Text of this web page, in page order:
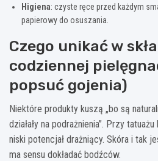
Higiena: czyste ręce przed każdym
papierowy do osuszania.
Czego unikać w
codziennej
popsuć gojenia)
Niektóre produkty kuszą „bo są
działały na podrażnienia”. Przy
niski potencjał drażniący. Skóra i tak
ma sensu dokładać bodźców.